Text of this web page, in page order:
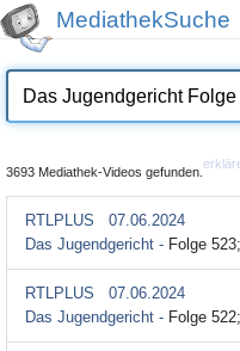
MediathekSuche
3693 Mediathek-Videos gefunden.
RTLPLUS
07.06.2024
Das Jugendgericht - Folge
RTLPLUS
07.06.2024
Das Jugendgericht - Folge